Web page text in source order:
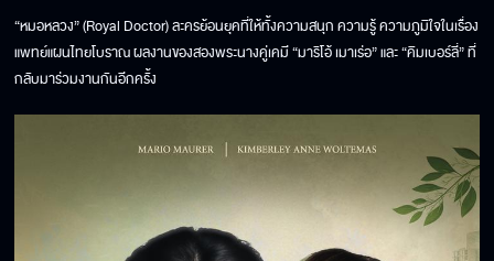
“หมอหลวง” (Royal Doctor) ละครย้อนยุคที่ให้ทั้งความสนุก ความรู้ ความภูมิใจในเรื่อง
แพทย์แผนไทยโบราณ ผลงานของสองพระนางคู่เคมี “มาริโอ้ เมาเร่อ” และ “คิมเบอร์ลี่” ที่
กลับมาร่วมงานกันอีกครั้ง